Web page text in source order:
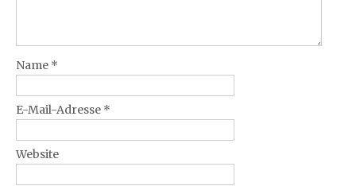
Name *
E-Mail-Adresse *
Website